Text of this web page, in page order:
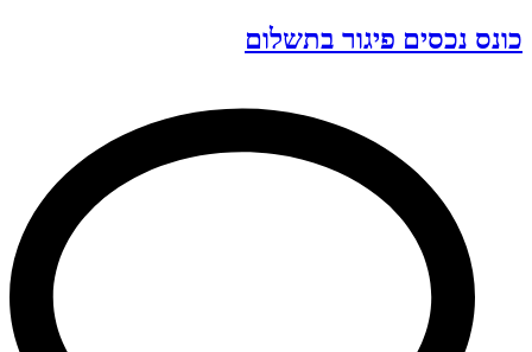
כונס נכסים פיגור בתשלום